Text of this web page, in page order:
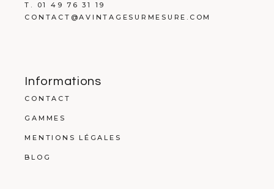
T. 01 49 76 31 19
CONTACT@AVINTAGESURMESURE.COM
Informations
CONTACT
GAMMES
MENTIONS LÉGALES
BLOG